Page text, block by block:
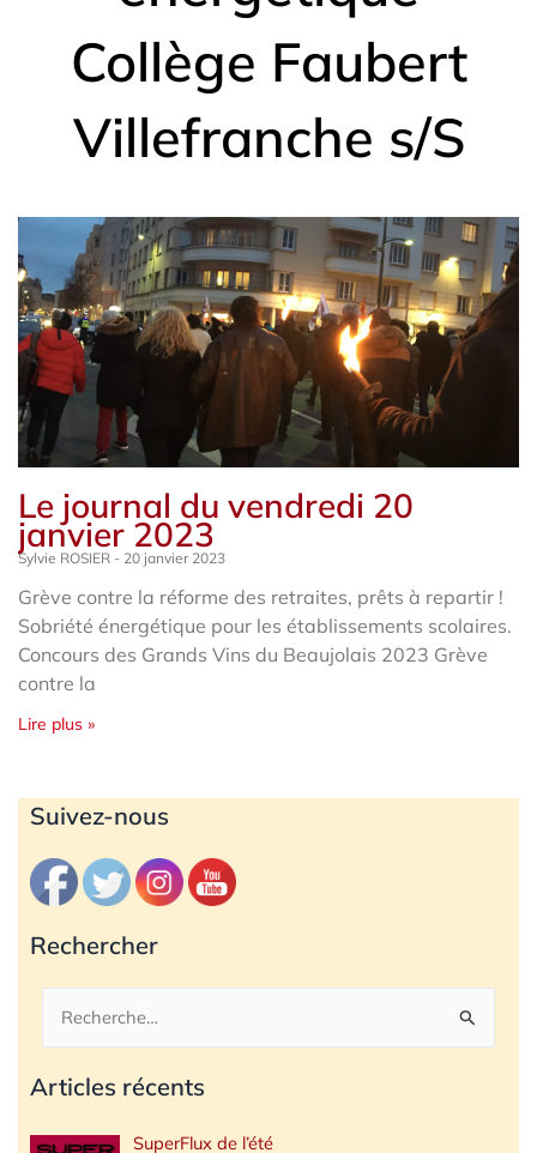
Collège Faubert
Villefranche s/S
Le journal du vendredi 20
janvier 2023
Sylvie ROSIER 20 janvier 2023
Grève contre la réforme des retraites, prêts à repartir !
Sobriété énergétique pour les établissements scolaires.
Concours des Grands Vins du Beaujolais 2023 Grève
contre la
Lire plus »
Suivez-nous
Rechercher
Rechercher :
Articles récents
SuperFlux de l’été
Archives